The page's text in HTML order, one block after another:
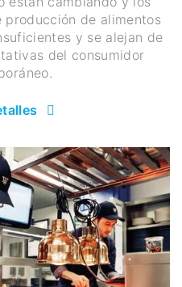
de alimentos
y se alejan de
del consumidor